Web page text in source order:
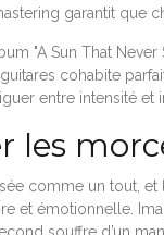
garantit que
"A Sun That
cohabite
entre intensité et
les
comme un tout,
et émotionnelle.